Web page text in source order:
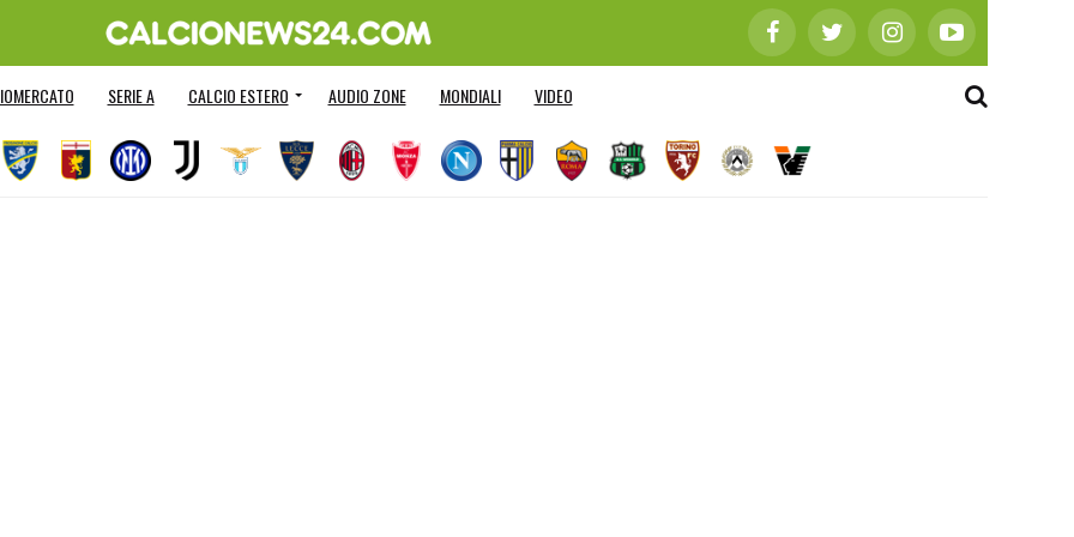
SERIE A CALCIO ESTERO AUDIO ZONE MONDIALI VIDEO